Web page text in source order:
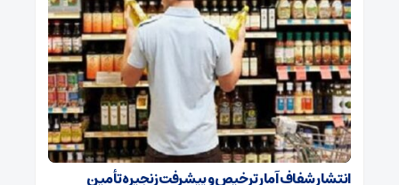
انتشار شفاف آمار ترخیص و پیشرفت زنجیره تأمین